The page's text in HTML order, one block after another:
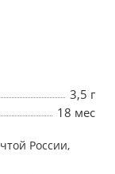
3,5 г
18 мес
России,